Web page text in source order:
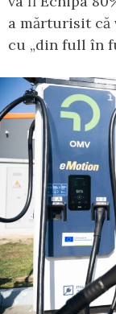
a mărturisit că
cu „din full în